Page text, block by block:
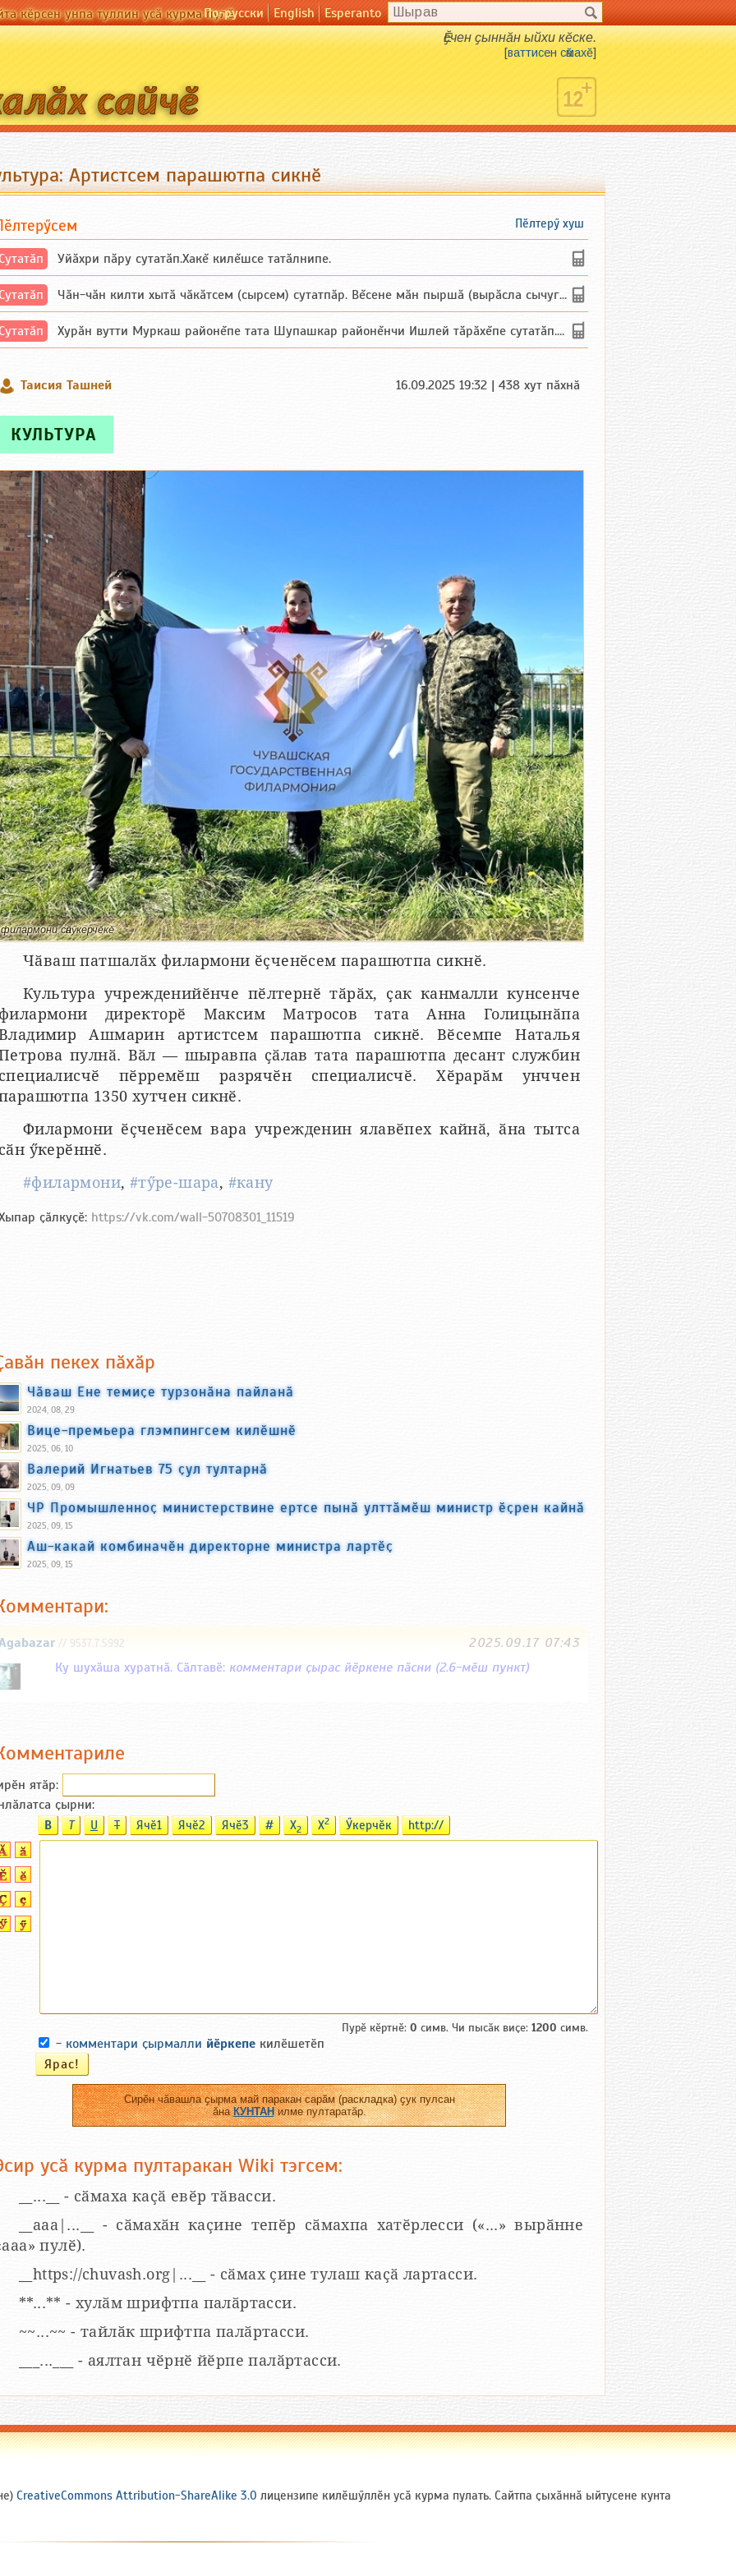
кӗрсен унпа туллин усӑ курма пулӗПо-русски English Esperanto
Ӗҫчен ҫыннӑн ыйхи кӗске.
[ваттисен сӑмахӗ]
Артистсем парашютпа сикнӗ
Пӗлтерӳ хуш
Уйăхри пăру сутатăп.Хакĕ килĕшсе татăлнипе.
Чăн-чăн килти хытă чăкăтсем (сырсем) сутатпăр. Вĕсене мăн пыршă (вырăсла сычуг) ...
Хурăн вутти Муркаш районĕпе тата Шупашкар районĕнчи Ишлей тăрăхĕпе сутатăп. Ха...
Таисия Ташней 16.09.2025 19:32 | 438 хут пӑхнӑ
КУЛЬТУРА
филармони сӑнӳкерчӗкӗ
Чӑваш патшалӑх филармони ӗҫченӗсем парашютпа сикнӗ.
Культура учрежденийӗнче пӗлтернӗ тӑрӑх, ҫак канмалли кунсенче
директорӗ Максим Матросов тата Анна Голицынӑпа
Ашмарин артистсем парашютпа сикнӗ. Вӗсемпе Наталья
пулнӑ. Вӑл — шыравпа ҫӑлав тата парашютпа десант службин
пӗрремӗш разрячӗн специалисчӗ. Хӗрарӑм унччен
1350 хутчен сикнӗ.
Филармони ӗҫченӗсем вара учрежденин ялавӗпех кайнӑ, ӑна тытса
ӳкерӗннӗ.
#филармони, #тӳре-шара, #кану
ҫӑлкуҫӗ: https://vk.com/wall-50708301_11519
пекех пӑхӑр
Чӑваш Ене темиҫе турзонӑна пайланӑ
2024, 08, 29
Вице-премьера глэмпингсем килӗшнӗ
2025, 06, 10
Валерий Игнатьев 75 ҫул тултарнӑ
2025, 09, 09
ЧР Промышленноҫ министерствине ертсе пынӑ улттӑмӗш министр ӗҫрен кайнӑ
2025, 09, 15
Аш-какай комбиначӗн директорне министра лартӗҫ
2025, 09, 15
// 9537.7.5992
2025.09.17 07:43
Ку шухӑша хуратнӑ. Сӑлтавӗ: комментари ҫырас йӗркене пӑсни (2.6-мӗш пункт)
ятӑp:
ҫырни:
B T U T Ячӗ1 Ячӗ2 Ячӗ3 # X2 X2 Ӳкерчӗк http://
Пурӗ кӗртнӗ: 0 симв. Чи пысӑк виҫе: 1200 симв.
- комментари ҫырмалли йӗркепе килӗшетӗп
Сирӗн чӑвашла ҫырма май паракан сарӑм (раскладка) ҫук пулсан
ӑнаКУНТАНилме пултаратӑр.
усӑ курма пултаракан Wiki тэгсем:
__...__ - сӑмаха каҫӑ евӗр тӑвасси.
__aaa|...__ - сӑмахӑн каҫине тепӗр сӑмахпа хатӗрлесси («...» вырӑнне
пулӗ).
__https://chuvash.org|...__ - сӑмах ҫине тулаш каҫӑ лартасси.
**...** - хулӑм шрифтпа палӑртасси.
~~...~~ - тайлӑк шрифтпа палӑртасси.
___...___ - аялтан чӗрнӗ йӗрпе палӑртасси.
CreativeCommons Attribution-ShareAlike 3.0 лицензипе килӗшӳллӗн усӑ курма пулать. Сайтпа ҫыхӑннӑ ыйтусене кунта